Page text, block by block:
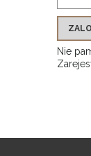
Nie